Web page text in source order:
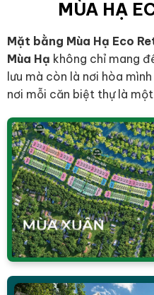
MÙA HẠ
Mặt bằng Mùa Hạ Eco
Mùa Hạ không chỉ mang
lưu mà còn là nơi hòa
nơi mỗi căn biệt thự là